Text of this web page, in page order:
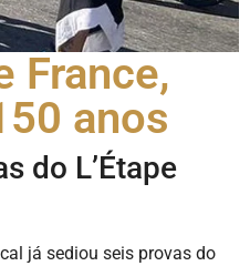
France,
anos
do L’Étape
já sediou seis provas do